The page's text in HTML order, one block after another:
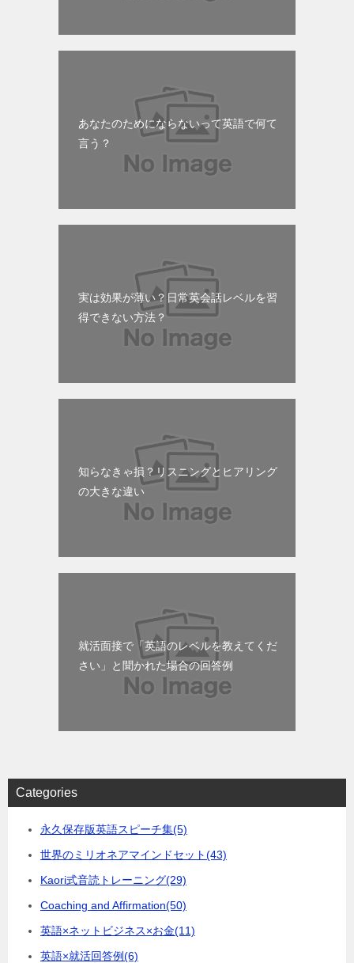
あなたのためにならないって英語で何て
言う？
実は効果が薄い？日常英会話レベルを習
得できない方法？
知らなきゃ損？リスニングとヒアリング
の大きな違い
就活面接で「英語のレベルを教えてくだ
さい」と聞かれた場合の回答例
Categories
永久保存版英語スピーチ集(5)
世界のミリオネアマインドセット(43)
Kaori式音読トレーニング(29)
Coaching and Affirmation(50)
英語×ネットビジネス×お金(11)
英語×就活回答例(6)